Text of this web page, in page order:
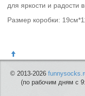
для яркости и радости
Размер коробки:
© 2013-2026
(по рабочим дням с